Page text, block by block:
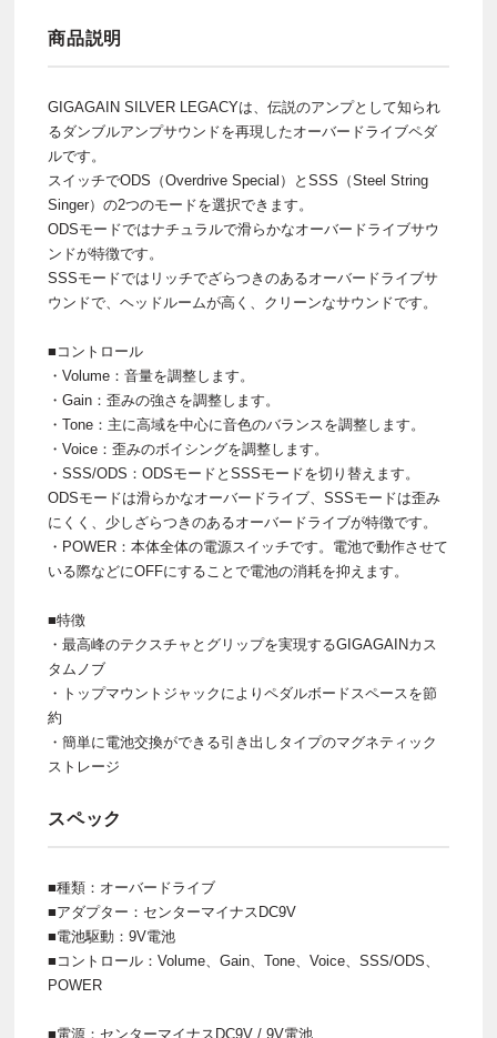
商品説明
GIGAGAIN SILVER LEGACYは、伝説のアンプとして知られ
るダンブルアンプサウンドを再現したオーバードライブペダ
ルです。
スイッチでODS（Overdrive Special）とSSS（Steel String
Singer）の2つのモードを選択できます。
ODSモードではナチュラルで滑らかなオーバードライブサウ
ンドが特徴です。
SSSモードではリッチでざらつきのあるオーバードライブサ
ウンドで、ヘッドルームが高く、クリーンなサウンドです。
■コントロール
・Volume：音量を調整します。
・Gain：歪みの強さを調整します。
・Tone：主に高域を中心に音色のバランスを調整します。
・Voice：歪みのボイシングを調整します。
・SSS/ODS：ODSモードとSSSモードを切り替えます。
ODSモードは滑らかなオーバードライブ、SSSモードは歪み
にくく、少しざらつきのあるオーバードライブが特徴です。
・POWER：本体全体の電源スイッチです。電池で動作させて
いる際などにOFFにすることで電池の消耗を抑えます。
■特徴
・最高峰のテクスチャとグリップを実現するGIGAGAINカス
タムノブ
・トップマウントジャックによりペダルボードスペースを節
約
・簡単に電池交換ができる引き出しタイプのマグネティック
ストレージ
スペック
■種類：オーバードライブ
■アダプター：センターマイナスDC9V
■電池駆動：9V電池
■コントロール：Volume、Gain、Tone、Voice、SSS/ODS、
POWER
■電源：センターマイナスDC9V / 9V電池